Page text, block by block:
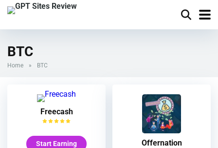
BTC
Home » BTC
Freecash
Start Earning Offernation